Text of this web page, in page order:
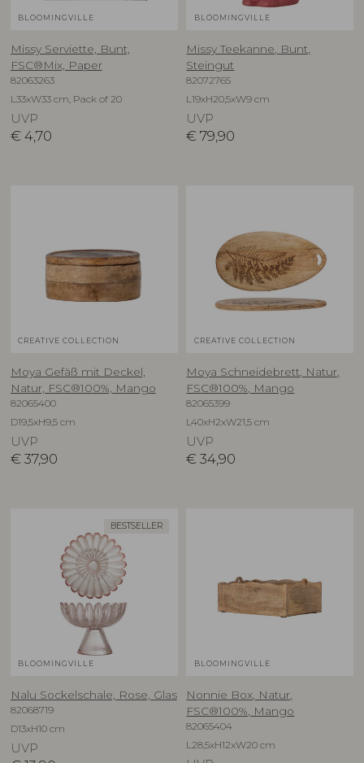
BLOOMINGVILLE
Missy Serviette, Bunt,
FSC®Mix, Paper
82063263
L33xW33 cm, Pack of 20
UVP
€ 4,70
BLOOMINGVILLE
Missy Teekanne, Bunt,
Steingut
82072765
L19xH20,5xW9 cm
UVP
€ 79,90
CREATIVE COLLECTION
Moya Gefäß mit Deckel,
Natur, FSC®100%, Mango
82065400
D19,5xH9,5 cm
UVP
€ 37,90
CREATIVE COLLECTION
Moya Schneidebrett, Natur,
FSC®100%, Mango
82065399
L40xH2xW21,5 cm
UVP
€ 34,90
BESTSELLER
BLOOMINGVILLE
Nalu Sockelschale, Rose, Glas
82068719
D13xH10 cm
UVP
BLOOMINGVILLE
Nonnie Box, Natur,
FSC®100%, Mango
82065404
L28,5xH12xW20 cm